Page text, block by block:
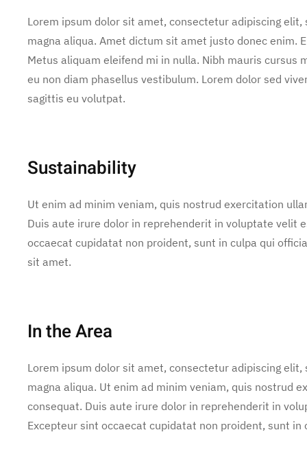
Lorem ipsum dolor sit amet, consectetur adipiscing
magna aliqua. Amet dictum sit amet justo donec enim.
Metus aliquam eleifend mi in nulla. Nibh mauris
eu non diam phasellus vestibulum. Lorem dolor sed
sagittis eu volutpat.
Sustainability
Ut enim ad minim veniam, quis nostrud exercitation
Duis aute irure dolor in reprehenderit in voluptate velit
occaecat cupidatat non proident, sunt in culpa qui
sit amet.
In the Area
Lorem ipsum dolor sit amet, consectetur adipiscing
magna aliqua. Ut enim ad minim veniam, quis nostrud
consequat. Duis aute irure dolor in reprehenderit in
Excepteur sint occaecat cupidatat non proident, sunt